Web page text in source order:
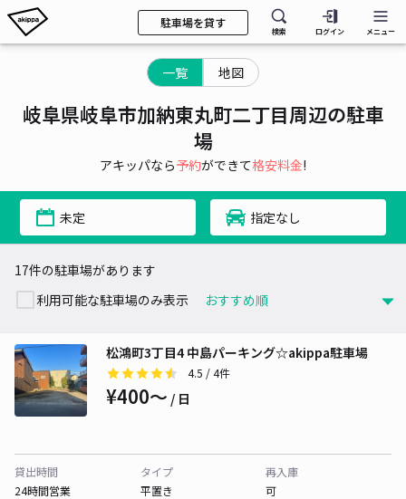
駐車場を貸す
検索 ログイン メニュー
一覧 地図
岐阜県岐阜市加納東丸町二丁目周辺の駐車
場
アキッパなら予約ができて格安料金!
未定 指定なし
17件の駐車場があります
利用可能な駐車場のみ表示
松鴻町3丁目4 中島パーキング☆akippa駐車場
4.5 / 4件
¥400〜 / 日
貸出時間
24時間営業
タイプ
平置き
再入庫
可